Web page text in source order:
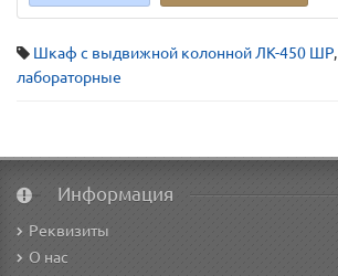
Шкаф c выдвижной колонной ЛК-450 ШР,
лабораторные
Информация
Реквизиты
О нас